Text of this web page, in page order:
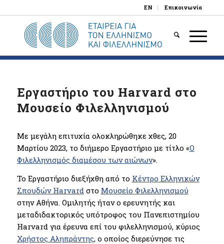
EN Επικοινωνία
Εργαστήριο του Harvard στο
Μουσείο Φιλελληνισμού
Με μεγάλη επιτυχία ολοκληρώθηκε χθες, 20
Μαρτίου 2023, το διήμερο Εργαστήριο με τίτλο «Ο
Φιλελληνισμός διαμέσου των αιώνων».
Το Εργαστήριο διεξήχθη από το Κέντρο Ελληνικών
Σπουδών Harvard στο Μουσείο Φιλελληνισμού
στην Αθήνα. Ομιλητής ήταν ο ερευνητής και
μεταδιδακτορικός υπότροφος του Πανεπιστημίου
Harvard για έρευνα επί του φιλελληνισμού, κύριος
Χρήστος Αληπράντης, ο οποίος διερεύνησε τις